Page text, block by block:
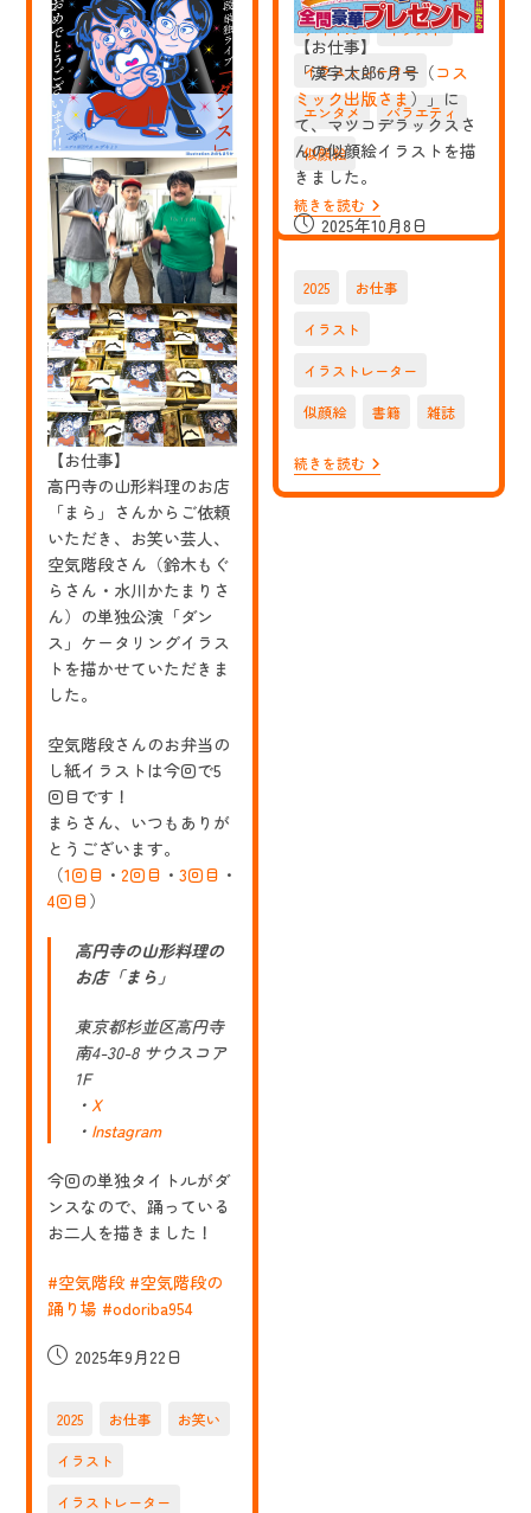
日:アイドル イラスト
イラストレーター
エンタメ バラエティ
似顔絵
続きを読む【お
仕
事】
限
大
た
ぷ
会
社
郎
8
月
号
（コ
ス
ミ
ッ
ク
出
版
さ
ま）」
に
て、
タ
モ
リ
さ
ん・
明
石
家
さ
ん
ま
さ
ん
【お仕事】
「漢字太郎6月号（コス
ミック出版さま ）」に
て、マツコデラックスさ
んの似顔絵イラストを描
きました。
投
稿
開
日:
2025年10月8日
2025 お仕事
イラスト
イラストレーター
似顔絵 書籍 雑誌
続きを読む【お
仕
事】
【お仕事】
高円寺の山形料理のお店
「まら」さんからご依頼
いただき、お笑い芸人、
空気階段さん（鈴木もぐ
らさん・水川かたまりさ
ん）の単独公演「ダン
ス」ケータリングイラス
トを描かせていただきま
した。
空気階段さんのお弁当の
し紙イラストは今回で5
回目です！
まらさん、いつもありが
とうございます。
（1回目 ・ 2回目 ・ 3回目 ・
4回目）
高円寺の山形料理の
お店「まら」
東京都杉並区高円寺
南4-30-8 サウスコア
1F
・ X
・ Instagram
今回の単独タイトルがダ
ンスなので、踊っている
お二人を描きました！
#空気階段 #空気階段の
踊り場 #odoriba954
投
開
日:
2025年9月22日
2025 お仕事 お笑い
イラスト
イラストレーター